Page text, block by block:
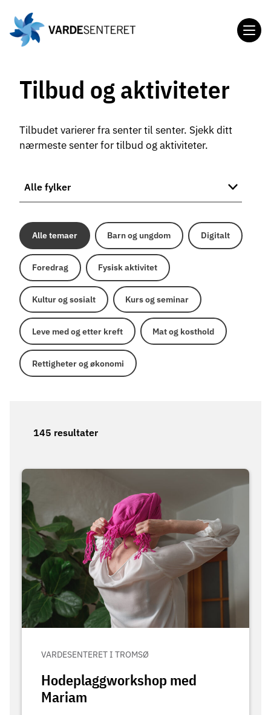
hovedinnholdet
Tilbud og aktiviteter
Tilbudet varierer fra senter til senter. Sjekk ditt
nærmeste senter for tilbud og aktiviteter.
fylke
Alle temaer Barn og ungdom Digitalt
Foredrag Fysisk aktivitet
Kultur og sosialt Kurs og seminar
Leve med og etter kreft Mat og kosthold
Rettigheter og økonomi
145 resultater
VARDESENTERET I TROMSØ
Hodeplaggworkshop med
Mariam